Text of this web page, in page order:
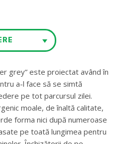
grey” este proiectat având în
a-l face să se simtă
pe tot parcursul zilei.
moale, de înaltă calitate,
forma nici după numeroase
pe toată lungimea pentru